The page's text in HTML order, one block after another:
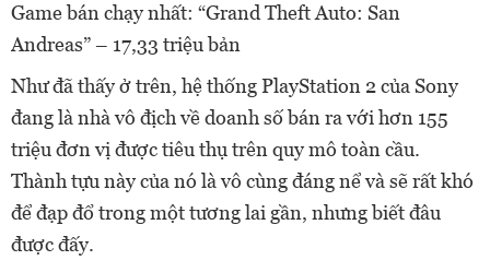
Game bán chạy nhất: “Grand Theft Auto: San
Andreas” – 17,33 triệu bản
Như đã thấy ở trên, hệ thống PlayStation 2 của Sony
đang là nhà vô địch về doanh số bán ra với hơn 155
triệu đơn vị được tiêu thụ trên quy mô toàn cầu.
Thành tựu này của nó là vô cùng đáng nể và sẽ rất khó
để đạp đổ trong một tương lai gần, nhưng biết đâu
được đấy.